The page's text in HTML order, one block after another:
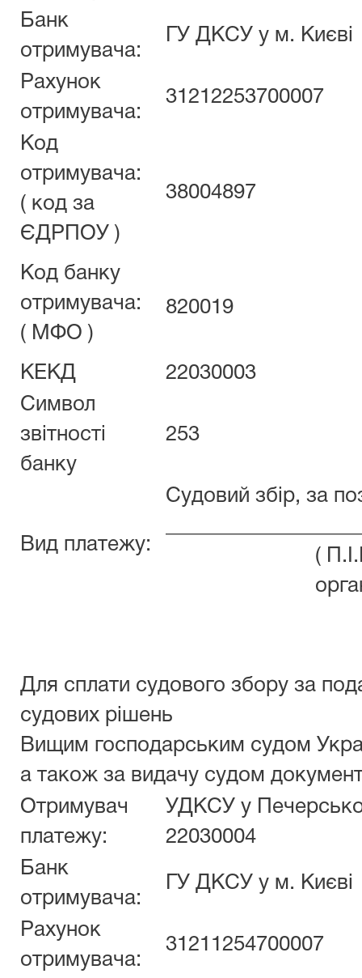
Банк
отримувача:
ГУ ДКСУ у м. Києві
Рахунок
отримувача:
31212253700007
Код
отримувача:
( код за
ЄДРПОУ )
38004897
Код банку
отримувача:
( МФО )
820019
КЕКД
22030003
Символ
звітності
банку
253
Вид платежу:
Судовий збір, за
(
Для сплати судового збору за
судових рішень
Вищим господарським судом
а також за видачу судом
Отримувач
платежу:
УДКСУ у
22030004
Банк
отримувача:
ГУ ДКСУ у м. Києві
Рахунок
отримувача:
31211254700007